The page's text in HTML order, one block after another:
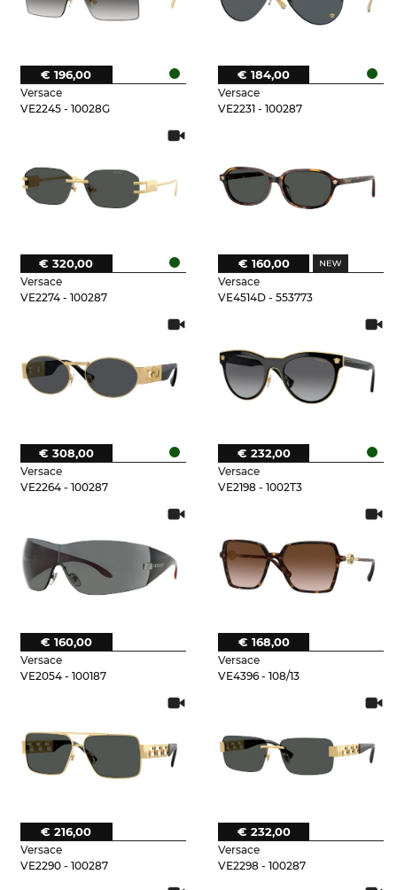
Versace
VE2245 - 10028G
€ 196,00
Versace
VE2231 - 100287
€ 184,00
Versace
VE2274 - 100287
€ 320,00
Versace
VE4514D - 553773
€ 160,00
Versace
VE2264 - 100287
€ 308,00
Versace
VE2198 - 1002T3
€ 232,00
Versace
VE2054 - 100187
€ 160,00
Versace
VE4396 - 108/13
€ 168,00
Versace
VE2290 - 100287
€ 216,00
Versace
VE2298 - 100287
€ 232,00